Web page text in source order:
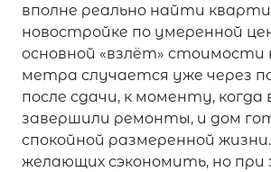
вполне реально найти
новостройке по умеренной
основной «взлёт» стоимости
метра случается уже через
после сдачи, к моменту, когда
завершили ремонты, и дом
спокойной размеренной
желающих сэкономить, но при